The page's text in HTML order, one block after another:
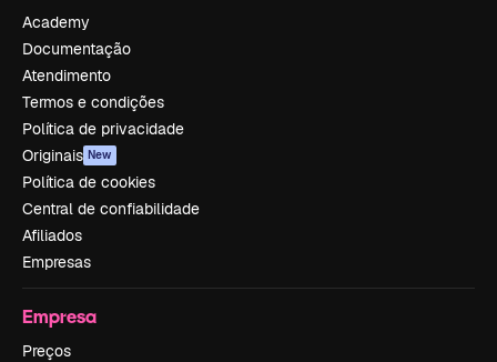
Academy
Documentação
Atendimento
Termos e condições
Política de privacidade
Originais New
Política de cookies
Central de confiabilidade
Afiliados
Empresas
Empresa
Preços